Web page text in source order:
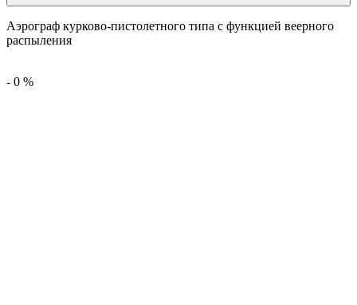
Аэрограф курково-пистолетного типа с функцией веерного
распыления
- 0 %